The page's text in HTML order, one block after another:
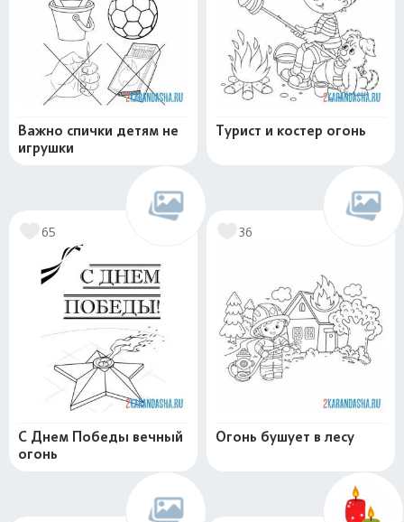
Важно спички детям не
игрушки
Турист и костер огонь
65
С Днем Победы вечный
огонь
36
Огонь бушует в лесу